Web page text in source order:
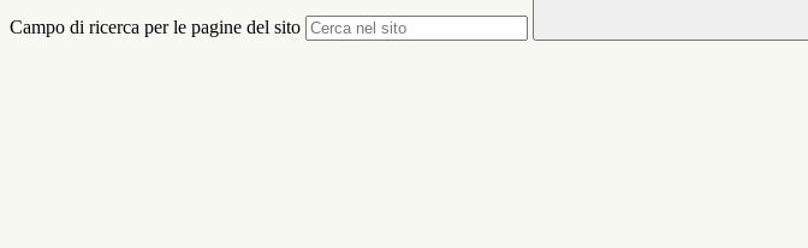
Campo di ricerca per le pagine del sito